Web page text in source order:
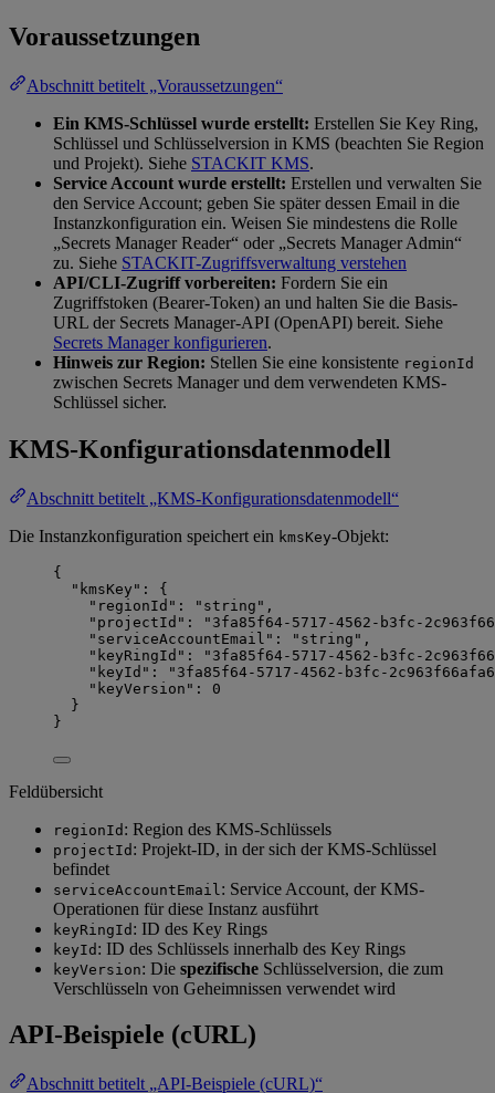
Voraussetzungen
Abschnitt betitelt „Voraussetzungen“
Ein KMS-Schlüssel wurde erstellt: Erstellen Sie Key Ring,
Schlüssel und Schlüsselversion in KMS (beachten Sie Region
und Projekt). Siehe STACKIT KMS.
Service Account wurde erstellt: Erstellen und verwalten Sie
den Service Account; geben Sie später dessen Email in die
Instanzkonfiguration ein. Weisen Sie mindestens die Rolle
„Secrets Manager Reader“ oder „Secrets Manager Admin“
zu. Siehe STACKIT-Zugriffsverwaltung verstehen
API/CLI-Zugriff vorbereiten: Fordern Sie ein
Zugriffstoken (Bearer-Token) an und halten Sie die Basis-
URL der Secrets Manager-API (OpenAPI) bereit. Siehe
Secrets Manager konfigurieren.
Hinweis zur Region: Stellen Sie eine konsistente regionId
zwischen Secrets Manager und dem verwendeten KMS-
Schlüssel sicher.
KMS-Konfigurationsdatenmodell
Abschnitt betitelt „KMS-Konfigurationsdatenmodell“
Die Instanzkonfiguration speichert ein kmsKey-Objekt:
{
"kmsKey" : {
"regionId" : "string" ,
"projectId" :
"3fa85f64-5717-4562-b3fc-
"serviceAccountEmail" : "string" ,
"keyRingId" :
"3fa85f64-5717-4562-b3fc-
"keyId" :
"3fa85f64-5717-4562-b3fc-
"keyVersion" : 0
}
}
Feldübersicht
regionId : Region des KMS-Schlüssels
projectId : Projekt-ID, in der sich der KMS-Schlüssel
befindet
serviceAccountEmail : Service Account, der KMS-
Operationen für diese Instanz ausführt
keyRingId : ID des Key Rings
keyId : ID des Schlüssels innerhalb des Key Rings
keyVersion: Die spezifische Schlüsselversion, die zum
Verschlüsseln von Geheimnissen verwendet wird
API-Beispiele (cURL)
Abschnitt betitelt „API-Beispiele (cURL)“